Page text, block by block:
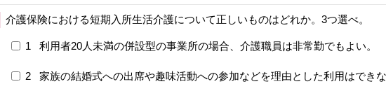
介護保険における短期入所生活介護について正しいものはどれか。3つ選べ。
1 利用者20人未満の併設型の事業所の場合、介護職員は非常勤でもよい。
2 家族の結婚式への出席や趣味活動への参加などを理由とした利用はできな